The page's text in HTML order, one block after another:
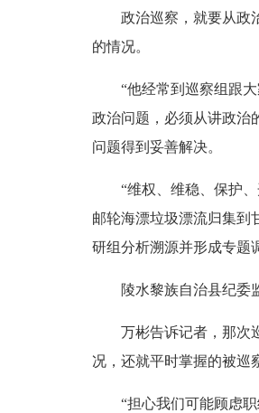
政治巡察，就要从政治
的情况。
“他经常到巡察组跟大
政治问题，必须从讲政治
问题得到妥善解决。
“维权、维稳、保护、
邮轮海漂垃圾漂流归集到
研组分析溯源并形成专题
陵水黎族自治县纪委监
万彬告诉记者，那次巡
况，还就平时掌握的被巡
“担心我们可能顾虑职